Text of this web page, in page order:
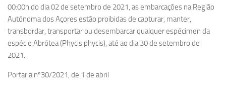
00:00h do dia 02 de setembro de 2021, as embarcações na Região
Autónoma dos Açores estão proibidas de capturar, manter,
transbordar, transportar ou desembarcar qualquer espécimen da
espécie Abrótea (Phycis phycis), até ao dia 30 de setembro de
2021.
Portaria nº30/2021, de 1 de abril